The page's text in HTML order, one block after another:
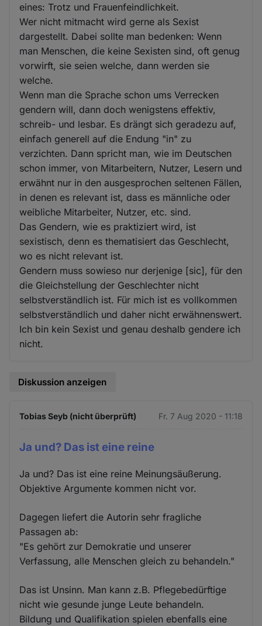
eines: Trotz und Frauenfeindlichkeit.
Wer nicht mitmacht wird gerne als Sexist
dargestellt. Dabei sollte man bedenken: Wenn
man Menschen, die keine Sexisten sind, oft genug
vorwirft, sie seien welche, dann werden sie
welche.
Wenn man die Sprache schon ums Verrecken
gendern will, dann doch wenigstens effektiv,
schreib- und lesbar. Es drängt sich geradezu auf,
einfach generell auf die Endung "in" zu
verzichten. Dann spricht man, wie im Deutschen
schon immer, von Mitarbeitern, Nutzer, Lesern und
erwähnt nur in den ausgesprochen seltenen Fällen,
in denen es relevant ist, dass es männliche oder
weibliche Mitarbeiter, Nutzer, etc. sind.
Das Gendern, wie es praktiziert wird, ist
sexistisch, denn es thematisiert das Geschlecht,
wo es nicht relevant ist.
Gendern muss sowieso nur derjenige [sic], für den
die Gleichstellung der Geschlechter nicht
selbstverständlich ist. Für mich ist es vollkommen
selbstverständlich und daher nicht erwähnenswert.
Ich bin kein Sexist und genau deshalb gendere ich
nicht.
Diskussion anzeigen
Tobias Seyb (nicht überprüft) Fr. 7 Aug 2020 - 11:18
Ja und? Das ist eine reine
Ja und? Das ist eine reine Meinungsäußerung.
Objektive Argumente kommen nicht vor.
Dagegen liefert die Autorin sehr fragliche
Passagen ab:
"Es gehört zur Demokratie und unserer
Verfassung, alle Menschen gleich zu behandeln."
Das ist Unsinn. Man kann z.B. Pflegebedürftige
nicht wie gesunde junge Leute behandeln.
Bildung und Qualifikation spielen ebenfalls eine